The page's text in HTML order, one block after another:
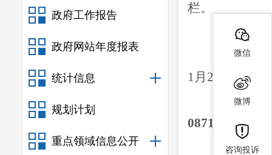
政府工作报告
政府网站年度报表
统计信息
规划计划
重点领域信息公开
栏。
二、项目
本项目
1 月 21
日取得
本公示
0871-67926030
微信
微博
咨询投诉